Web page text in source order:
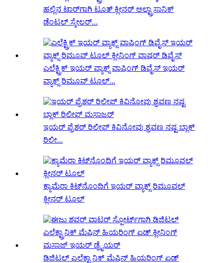
ಹಲ್ಲಿನ ಟಾರ್‌ಗಾಗಿ ಟೂತ್ ಕ್ಲೀನರ್ ಅಲ್ಟ್ರಾಸಾನಿಕ್
ಡೆಂಟಲ್ ಸ್ಕೇಲರ್...
ಎಲೆಕ್ಟ್ರಿಕ್ ಇಯರ್ ವ್ಯಾಕ್ಸ್ ವಾಷಿಂಗ್ ಡಿವೈಸ್ ಇಯರ್
ವ್ಯಾಕ್ಸ್ ರಿಮೂವ್ ಟೂಲ್...
ಇಯರ್ ಪ್ರೆಶರ್ ರಿಲೀಫ್ ಕಿವಿನೋವು ಶ್ರವಣ ನಷ್ಟ ಬ್ಲಾಕ್
ರಿಲೀ...
ಕ್ಯಾಮೆರಾ ಕಿಟ್‌ನೊಂದಿಗೆ ಇಯರ್ ವ್ಯಾಕ್ಸ್ ರಿಮೂವಲ್
ಕ್ಲೀನರ್ ಟೂಲ್
ಡಿಜಿಟಲ್ ಎಲೆಕ್ಟ್ರಾನಿಕ್ ಮೆಷಿನ್ ಹಿಯರಿಂಗ್ ಏಡ್